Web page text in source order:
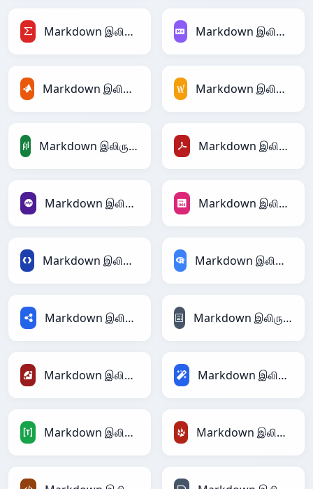
Markdown இலிருந்து LaTeX Markdown இலிருந்து Markdown
Markdown இலிருந்து MATLAB Markdown இலிருந்து MediaWiki
Markdown இலிருந்து PandasDataFrame Markdown இலிருந்து PDF
Markdown இலிருந்து PHP Markdown இலிருந்து PNG
Markdown இலிருந்து Protobuf Markdown இலிருந்து RDataFrame
Markdown இலிருந்து RDF Markdown இலிருந்து reStructuredText
Markdown இலிருந்து Ruby Markdown இலிருந்து Magic
Markdown இலிருந்து TOML Markdown இலிருந்து TracWiki